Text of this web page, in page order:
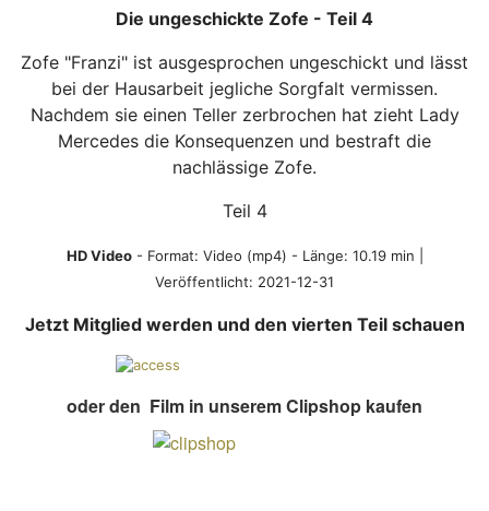
Die ungeschickte Zofe - Teil 4
Zofe "Franzi" ist ausgesprochen ungeschickt und lässt
bei der Hausarbeit jegliche Sorgfalt vermissen.
Nachdem sie einen Teller zerbrochen hat zieht Lady
Mercedes die Konsequenzen und bestraft die
nachlässige Zofe.
Teil 4
HD Video- Format: Video (mp4) - Länge: 10.19 min |
Veröffentlicht: 2021-12-31
Jetzt Mitglied werden und den vierten Teil schauen
oder den Film in unserem Clipshop kaufen